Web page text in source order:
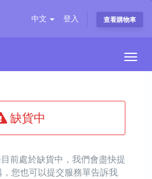
中文 登入 查看購物車
缺貨中
前處於缺貨中，我們會盡快提
您也可以提交服務單告訴我